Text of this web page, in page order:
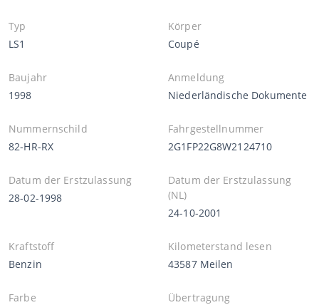
Typ
LS1
Körper
Coupé
Baujahr
1998
Anmeldung
Niederländische Dokumente
Nummernschild
82-HR-RX
Fahrgestellnummer
2G1FP22G8W2124710
Datum der Erstzulassung
28-02-1998
Datum der Erstzulassung
(NL)
24-10-2001
Kraftstoff
Benzin
Kilometerstand lesen
43587 Meilen
Farbe
Übertragung